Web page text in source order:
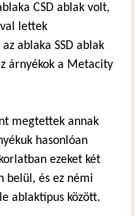
CSD ablak volt,
lettek
ablaka SSD ablak
árnyékok a Metacity
megtettek annak
hasonlóan
ezeket két
belül, és ez némi
ablaktípus között.